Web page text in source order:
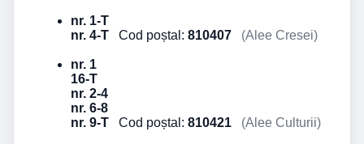
nr. 1-T
nr. 4-T Cod poștal: 810407 (Alee Cresei)
nr. 1
16-T
nr. 2-4
nr. 6-8
nr. 9-T Cod poștal: 810421 (Alee Culturii)